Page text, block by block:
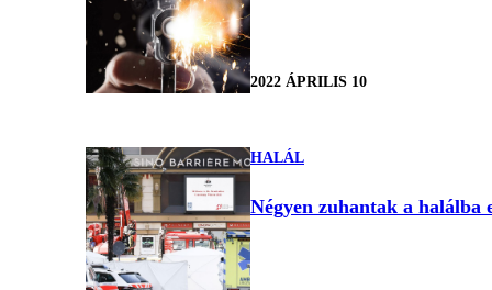
2022 ÁPRILIS 10
HALÁL
Négyen zuhantak a halálba